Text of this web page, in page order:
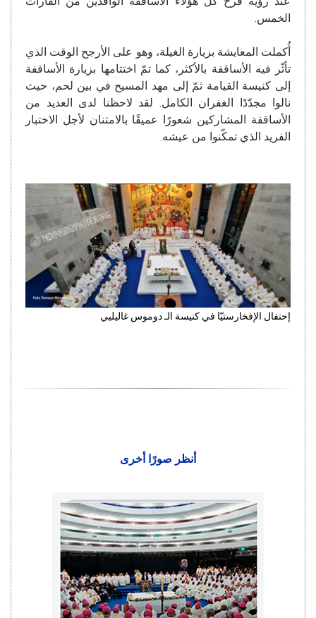
الخمس.
أُكملت المعايشة بزيارة الغيلة، وهو على الأرجح الوقت الذي
تأثّر فيه الأساقفة بالأكثر، كما تمّ اختتامها بزيارة الأساقفة
إلى كنيسة القيامة ثمّ إلى مهد المسيح في بين لحم، حيث
نالوا مجدّدًا الغفران الكامل. لقد لاحظنا لدى العديد من
الأساقفة المشاركين شعورًا عميقًا بالامتنان لأجل الاختبار
الفريد الذي تمكّنوا من عيشه.
إحتفال الإفخارستيّا في كنيسة الـ دوموس غاليليي
أنظر صورًا أخرى